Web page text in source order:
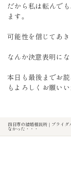
だから私は転んで
ます。
可能性を信じてあき
なんか決意表明に
本日も最後までお
もよろしくお願いい
四日市の結婚相談所｜ブライダ
なかった・・・